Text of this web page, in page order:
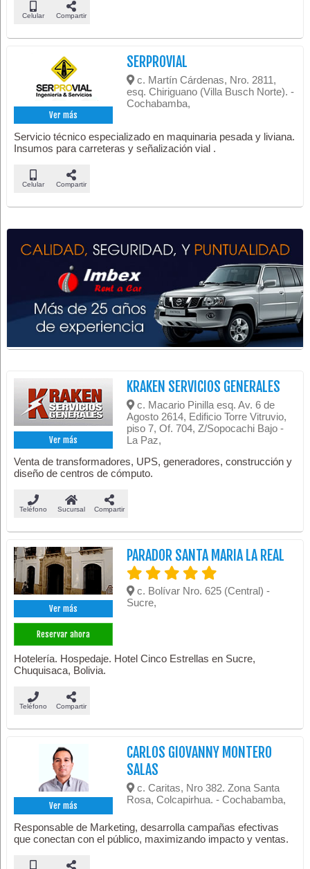
Celular Compartir
Ver más
SERPROVIAL
c. Martín Cárdenas, Nro. 2811,
esq. Chiriguano (Villa Busch Norte). -
Cochabamba,
Servicio técnico especializado en maquinaria pesada y liviana.
Insumos para carreteras y señalización vial .
Celular Compartir
Ver más
KRAKEN SERVICIOS GENERALES
c. Macario Pinilla esq. Av. 6 de
Agosto 2614, Edificio Torre Vitruvio,
piso 7, Of. 704, Z/Sopocachi Bajo -
La Paz,
Venta de transformadores, UPS, generadores, construcción y
diseño de centros de cómputo.
Teléfono Sucursal Compartir
Ver más
Reservar ahora
PARADOR SANTA MARIA LA REAL
c. Bolívar Nro. 625 (Central) -
Sucre,
Hotelería. Hospedaje. Hotel Cinco Estrellas en Sucre,
Chuquisaca, Bolivia.
Teléfono Compartir
Ver más
CARLOS GIOVANNY MONTERO
SALAS
c. Caritas, Nro 382. Zona Santa
Rosa, Colcapirhua. - Cochabamba,
Responsable de Marketing, desarrolla campañas efectivas
que conectan con el público, maximizando impacto y ventas.